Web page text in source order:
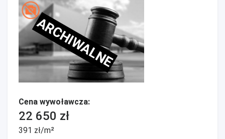
ARCHIWALNE
Cena wywoławcza:
22 650 zł
391 zł/m²